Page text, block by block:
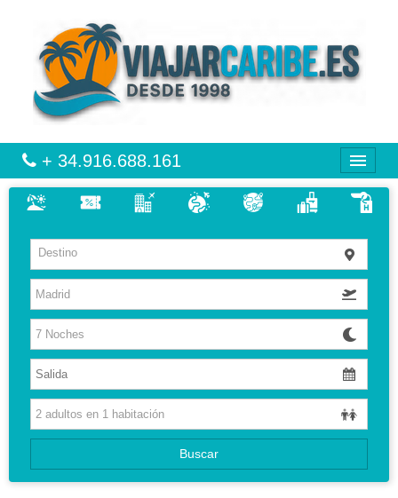
+ 34.916.688.161
VIAJES
VUELO + HOTEL
MULTIDESTINOS
CIRCUITOS
HOTELES
GUIAS DE VIAJES
Destino
Buscar